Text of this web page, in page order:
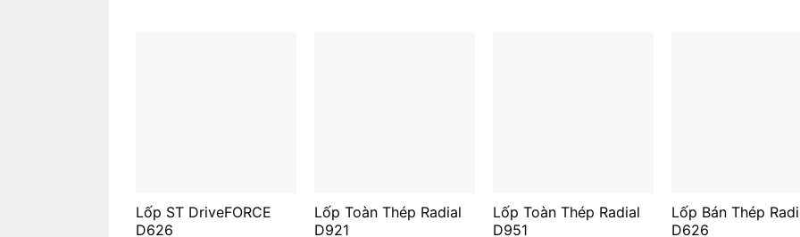
Lốp ST DriveFORCE
D626
Lốp Toàn Thép Radial
D921
Lốp Toàn Thép Radial
D951
Lốp Bán Thép
D626